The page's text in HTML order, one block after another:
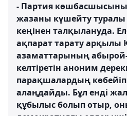
- Партия
жазаны күшейту
кеңінен талқылануда.
ақпарат тарату арқылы
азаматтарының абырой-
келтіретін аноним
парақшалардың көбейіп
алаңдайды. Бұл енді
құбылыс болып отыр,